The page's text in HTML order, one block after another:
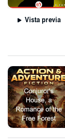
Vista previa